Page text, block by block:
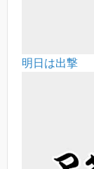
明日は出撃